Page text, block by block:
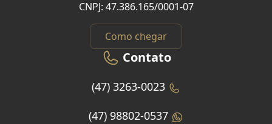
CNPJ: 47.386.165/0001-07
Como chegar
Contato
(47) 3263-0023
(47) 98802-0537